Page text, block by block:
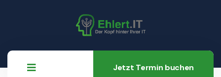
Jetzt Termin buchen